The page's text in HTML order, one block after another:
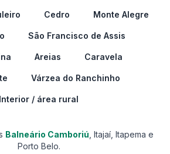
Cedro Monte Alegre
São Francisco de Assis
Areias Caravela
Várzea do Ranchinho
Interior / área rural
Balneário Camboriú , Itajaí, Itapema e
Porto Belo.